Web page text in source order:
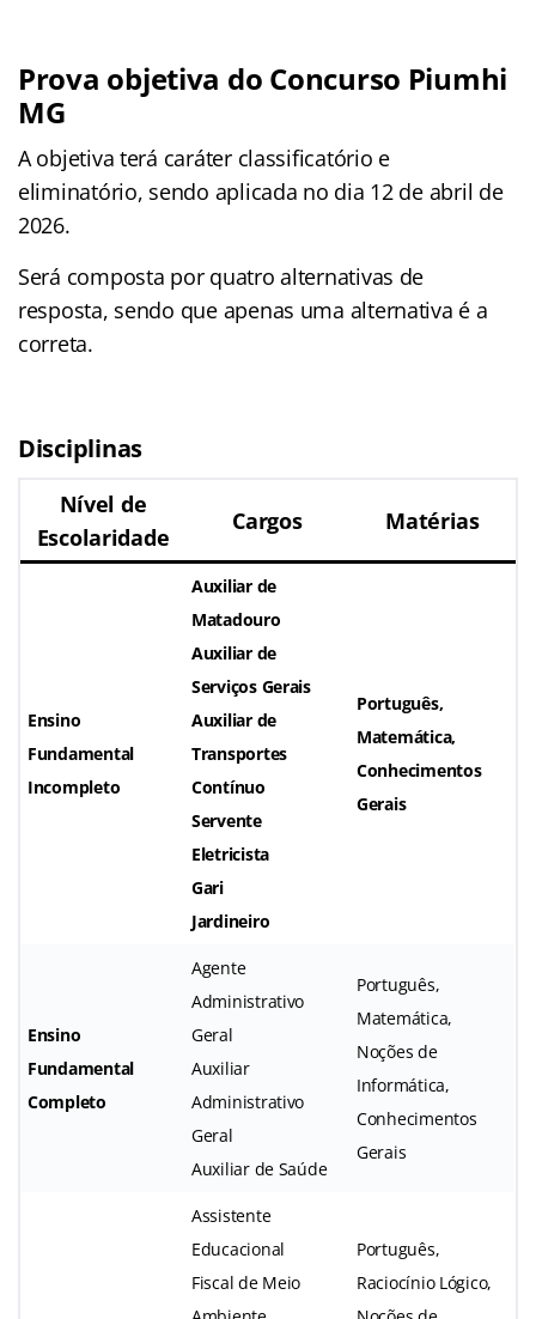
Prova objetiva do Concurso Piumhi
MG
A objetiva terá caráter classificatório e
eliminatório, sendo aplicada no dia 12 de abril de
2026.
Será composta por quatro alternativas de
resposta, sendo que apenas uma alternativa é a
correta.
Disciplinas
Nível de
Escolaridade
Cargos Matérias
Ensino
Fundamental
Incompleto
Auxiliar de
Matadouro
Auxiliar de
Serviços Gerais
Auxiliar de
Transportes
Contínuo
Servente
Eletricista
Gari
Jardineiro
Português,
Matemática,
Conhecimentos
Gerais
Ensino
Fundamental
Completo
Agente
Administrativo
Geral
Auxiliar
Administrativo
Geral
Auxiliar de Saúde
Português,
Matemática,
Noções de
Informática,
Conhecimentos
Gerais
Assistente
Educacional
Fiscal de Meio
Português,
Raciocínio Lógico,